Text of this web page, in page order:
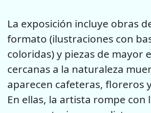
La exposición incluye obras
formato (ilustraciones con
coloridas) y piezas de mayor
cercanas a la naturaleza
aparecen cafeteras, floreros
En ellas, la artista rompe con